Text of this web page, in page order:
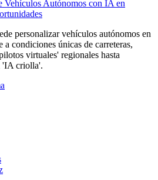
Vehículos Autónomos con IA en
personalizar vehículos autónomos en
a condiciones únicas de carreteras,
virtuales' regionales hasta
'IA criolla'.